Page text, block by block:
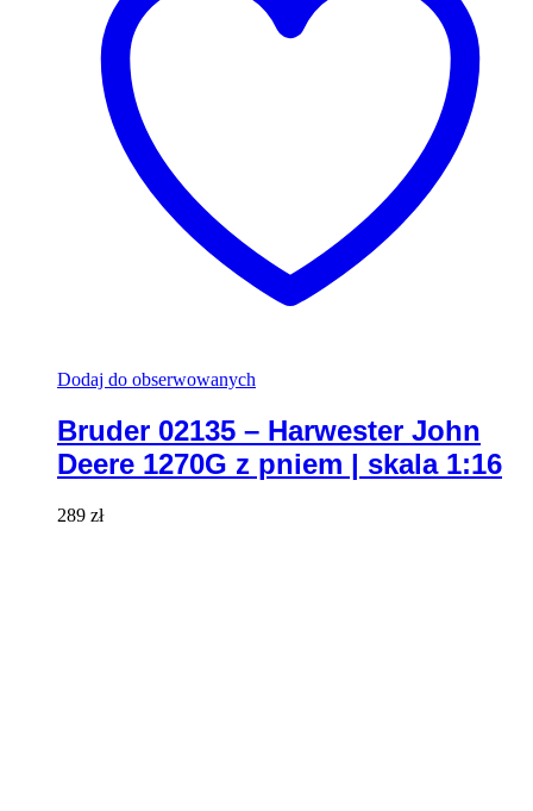
Dodaj do obserwowanych
Bruder 02135 – Harwester John
Deere 1270G z pniem | skala 1:16
289 zł